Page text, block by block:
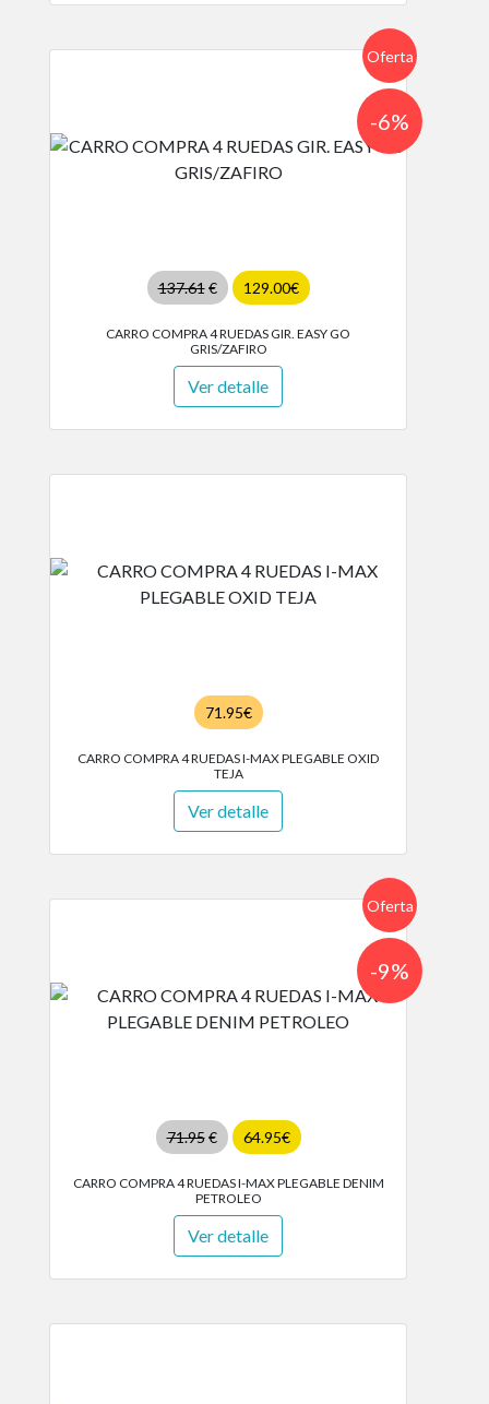
Oferta
137.61€ 129.00€
-6%
CARRO COMPRA 4 RUEDAS GIR. EASY GO
GRIS/ZAFIRO
Ver detalle
71.95€
CARRO COMPRA 4 RUEDAS I-MAX PLEGABLE OXID
TEJA
Ver detalle
Oferta
71.95€ 64.95€
-9%
CARRO COMPRA 4 RUEDAS I-MAX PLEGABLE DENIM
PETROLEO
Ver detalle